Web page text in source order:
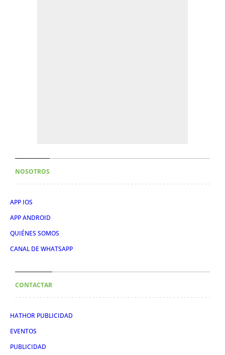
NOSOTROS
APP IOS
APP ANDROID
QUIÉNES SOMOS
CANAL DE WHATSAPP
CONTACTAR
HATHOR PUBLICIDAD
EVENTOS
PUBLICIDAD